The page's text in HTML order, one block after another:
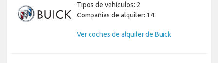
Tipos de vehículos: 2
Compañías de alquiler: 14
Ver coches de alquiler de Buick